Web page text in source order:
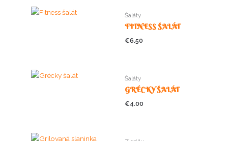
Šaláty
FITNESS ŠALÁT
€6.50
Šaláty
GRÉCKY ŠALÁT
€4.00